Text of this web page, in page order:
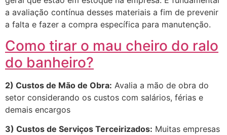
a avaliação contínua desses materiais a fim de prevenir
a falta e fazer a compra específica para manutenção.
Como tirar o mau cheiro do ralo
do banheiro?
2) Custos de Mão de Obra: Avalia a mão de obra do
setor considerando os custos com salários, férias e
demais encargos
3) Custos de Serviços Terceirizados: Muitas empresas